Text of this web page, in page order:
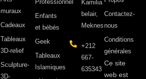
muraux
Cadeaux
Tableaux
3D-relief
Sculpture-
3D-
Professionnel
Enfants
et bébés
Geek
Tableaux
Islamiques
Kamilia
belair,
Meknes
+212
667-
635343
Contactez-
nous
Conditions
générales
Ce site
web est